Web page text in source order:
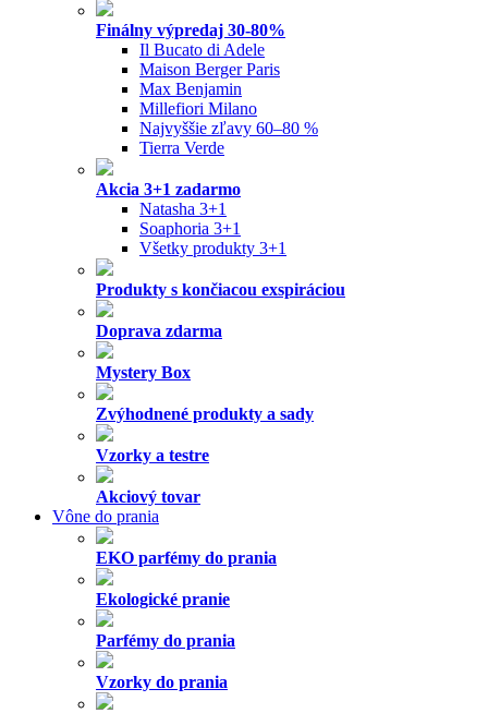
Finálny výpredaj 30-80%
Il Bucato di Adele
Maison Berger Paris
Max Benjamin
Millefiori Milano
Najvyššie zľavy 60–80 %
Tierra Verde
Akcia 3+1 zadarmo
Natasha 3+1
Soaphoria 3+1
Všetky produkty 3+1
Produkty s končiacou exspiráciou
Doprava zdarma
Mystery Box
Zvýhodnené produkty a sady
Vzorky a testre
Akciový tovar
Vône do prania
EKO parfémy do prania
Ekologické pranie
Parfémy do prania
Vzorky do prania